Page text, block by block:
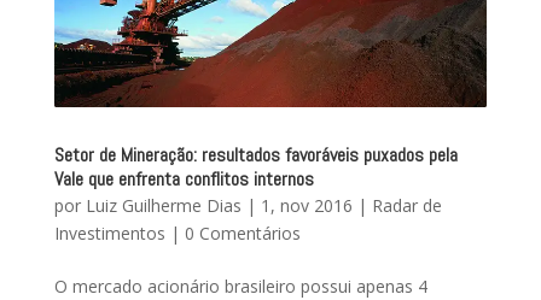
Setor de Mineração: resultados favoráveis puxados pela
Vale que enfrenta conflitos internos
por Luiz Guilherme Dias | 1, nov 2016 | Radar de
Investimentos | 0 Comentários
O mercado acionário brasileiro possui apenas 4